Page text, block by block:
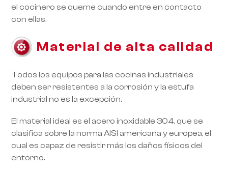
el cocinero se queme cuando entre en contacto
con ellas.
Material de alta calidad
Todos los equipos para las cocinas industriales
deben ser resistentes a la corrosión y la estufa
industrial no es la excepción.
El material ideal es el acero inoxidable 304, que se
clasifica sobre la norma AISI americana y europea, el
cual es capaz de resistir más los daños físicos del
entorno.